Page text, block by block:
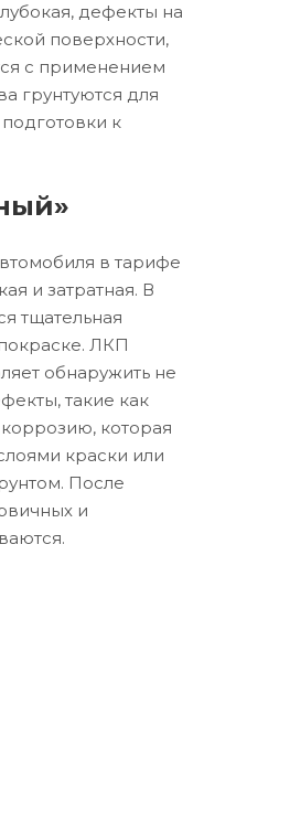
дефекты на
поверхности,
с применением
грунтуются для
к
в тарифе
и затратная. В
тщательная
ЛКП
обнаружить не
такие как
которая
краски или
После
и